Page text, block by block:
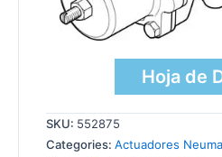
Hoja de
SKU: 552875
Categories: Actuadores